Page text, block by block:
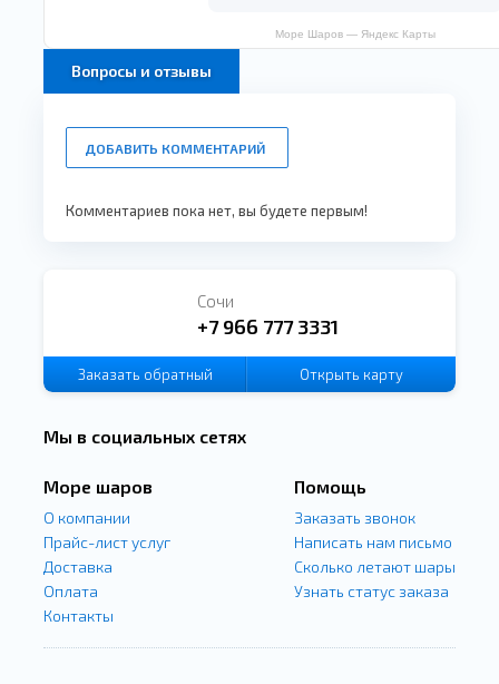
Море Шаров — Яндекс Карты
Вопросы и отзывы
ДОБАВИТЬ КОММЕНТАРИЙ
Комментариев пока нет, вы будете первым!
Сочи
+7 966 777 3331
Заказать обратный
Открыть карту
Мы в социальных сетях
Море шаров
О компании
Прайс-лист услуг
Доставка
Оплата
Контакты
Помощь
Заказать звонок
Написать нам письмо
Сколько летают шары
Узнать статус заказа